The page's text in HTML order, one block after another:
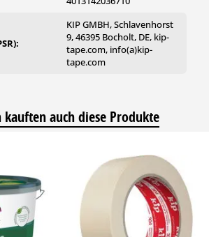
KIP GMBH, Schlavenhorst
9, 46395 Bocholt, DE, kip-
tape.com, info(a)kip-
tape.com
kauften auch diese Produkte